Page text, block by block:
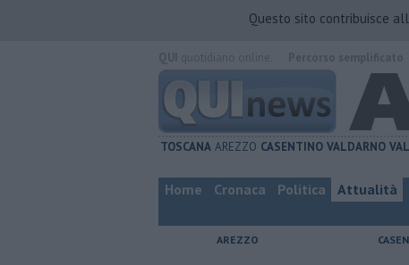
Questo sito contribuisce
TOSCANA AREZZO CASENTINO VALDARNO
Home Cronaca Politica Attualità
AREZZO